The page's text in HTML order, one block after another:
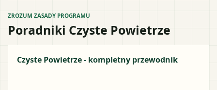
ZROZUM ZASADY PROGRAMU
Poradniki Czyste Powietrze
Czyste Powietrze - kompletny przewodnik